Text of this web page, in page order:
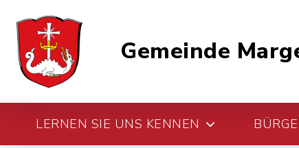
Gemeinde
LERNEN SIE UNS KENNEN